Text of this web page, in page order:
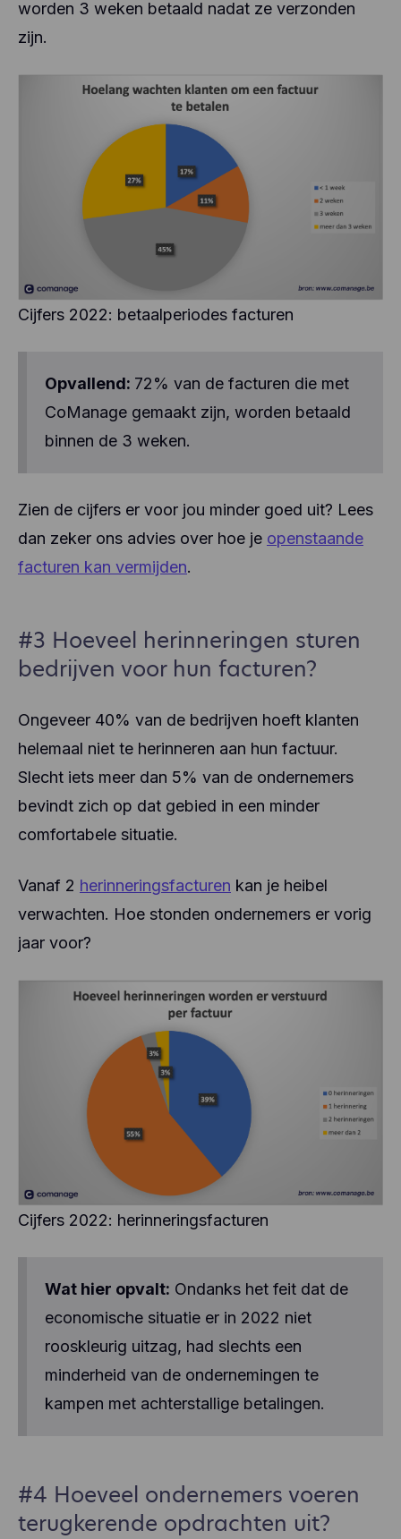
worden 3 weken betaald nadat ze verzonden
zijn.
Cijfers 2022: betaalperiodes facturen
Opvallend: 72% van de facturen die met
CoManage gemaakt zijn, worden betaald
binnen de 3 weken.
Zien de cijfers er voor jou minder goed uit? Lees
dan zeker ons advies over hoe je openstaande
facturen kan vermijden.
#3 Hoeveel herinneringen sturen
bedrijven voor hun facturen?
Ongeveer 40% van de bedrijven hoeft klanten
helemaal niet te herinneren aan hun factuur.
Slecht iets meer dan 5% van de ondernemers
bevindt zich op dat gebied in een minder
comfortabele situatie.
Vanaf 2 herinneringsfacturen kan je heibel
verwachten. Hoe stonden ondernemers er vorig
jaar voor?
Cijfers 2022: herinneringsfacturen
Wat hier opvalt: Ondanks het feit dat de
economische situatie er in 2022 niet
rooskleurig uitzag, had slechts een
minderheid van de ondernemingen te
kampen met achterstallige betalingen.
#4 Hoeveel ondernemers voeren
terugkerende opdrachten uit?